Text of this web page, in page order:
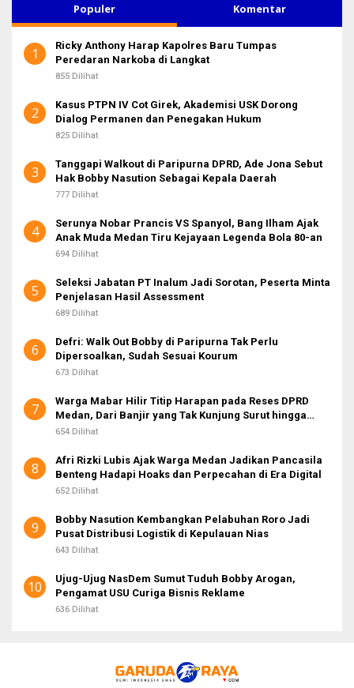
n
u
k
Populer Komentar
1
Ricky Anthony Harap Kapolres Baru Tumpas
Peredaran Narkoba di Langkat
855 Dilihat
2
Kasus PTPN IV Cot Girek, Akademisi USK Dorong
Dialog Permanen dan Penegakan Hukum
825 Dilihat
3
Tanggapi Walkout di Paripurna DPRD, Ade Jona Sebut
Hak Bobby Nasution Sebagai Kepala Daerah
777 Dilihat
4
Serunya Nobar Prancis VS Spanyol, Bang Ilham Ajak
Anak Muda Medan Tiru Kejayaan Legenda Bola 80-an
694 Dilihat
5
Seleksi Jabatan PT Inalum Jadi Sorotan, Peserta Minta
Penjelasan Hasil Assessment
689 Dilihat
6
Defri: Walk Out Bobby di Paripurna Tak Perlu
Dipersoalkan, Sudah Sesuai Kourum
673 Dilihat
7
Warga Mabar Hilir Titip Harapan pada Reses DPRD
Medan, Dari Banjir yang Tak Kunjung Surut hingga
Layanan IKD
654 Dilihat
8
Afri Rizki Lubis Ajak Warga Medan Jadikan Pancasila
Benteng Hadapi Hoaks dan Perpecahan di Era Digital
652 Dilihat
9
Bobby Nasution Kembangkan Pelabuhan Roro Jadi
Pusat Distribusi Logistik di Kepulauan Nias
643 Dilihat
10
Ujug-Ujug NasDem Sumut Tuduh Bobby Arogan,
Pengamat USU Curiga Bisnis Reklame
636 Dilihat